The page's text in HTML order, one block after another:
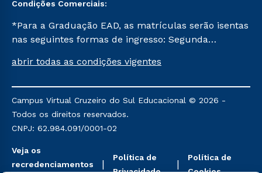
Condições Comerciais:
*Para a Graduação EAD, as matrículas serão isentas
nas seguintes formas de ingresso: Segunda
Já para as demais, a taxa de matrícula será de R$
mencionadas são referentes aos cursos: Ensino
Religioso, Geografia para a Docência e Metodologia
do Ensino de História: Questões Atuais.
abrir todas as condições vigentes
Campus Virtual Cruzeiro do Sul Educacional © 2026 -
Todos os direitos reservados.
CNPJ: 62.984.091/0001-02
Veja os
recredenciamentos
Política de
Política de